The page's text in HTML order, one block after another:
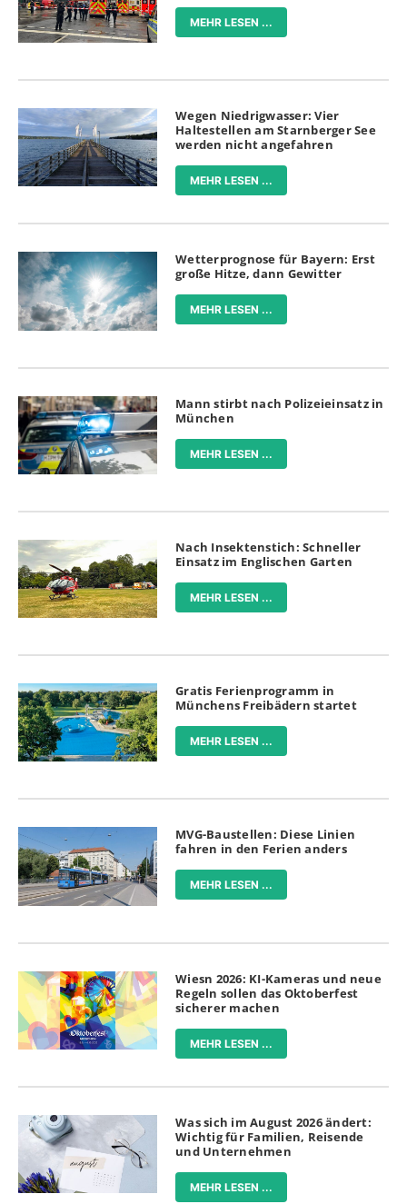
MEHR LESEN ...
Wegen Niedrigwasser: Vier
Haltestellen am Starnberger See
werden nicht angefahren
MEHR LESEN ...
Wetterprognose für Bayern: Erst
große Hitze, dann Gewitter
MEHR LESEN ...
Mann stirbt nach Polizeieinsatz in
München
MEHR LESEN ...
Nach Insektenstich: Schneller
Einsatz im Englischen Garten
MEHR LESEN ...
Gratis Ferienprogramm in
Münchens Freibädern startet
MEHR LESEN ...
MVG-Baustellen: Diese Linien
fahren in den Ferien anders
MEHR LESEN ...
Wiesn 2026: KI-Kameras und neue
Regeln sollen das Oktoberfest
sicherer machen
MEHR LESEN ...
Was sich im August 2026 ändert:
Wichtig für Familien, Reisende
und Unternehmen
MEHR LESEN ...